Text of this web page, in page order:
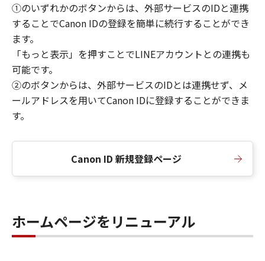
①のいずれかのボタンからは、外部サービスのIDと連携
することでCanon IDの登録を簡単に続行することができ
ます。
「もっと表示」を押すことでLINEアカウントとの連携も
可能です。
②のボタンからは、外部サービスのIDとは連携せず、メ
ールアドレスを用いてCanon IDに登録することができま
す。
Canon ID 新規登録ページ
ホームページをリニューアル